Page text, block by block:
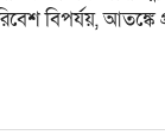
বিপর্যয়, আতঙ্কে